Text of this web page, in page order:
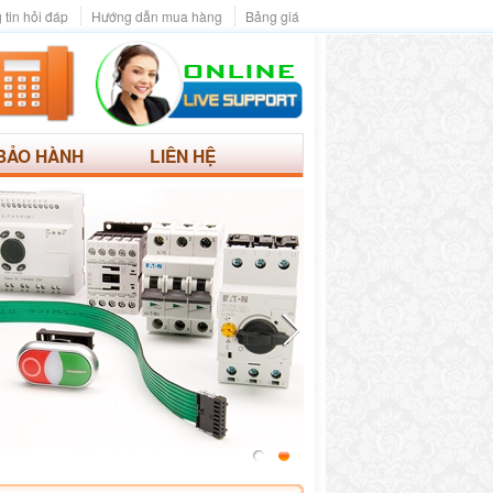
Bảng giá
Hướng dẫn mua hàng
tin hỏi đáp
HÀNH LIÊN HỆ